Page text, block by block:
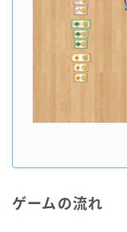
ゲームの流れ